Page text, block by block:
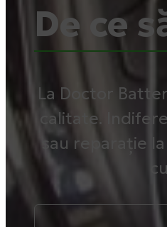
De ce
La Doctor
calitate.
sau reparație